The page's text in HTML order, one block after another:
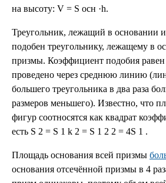
на высоту: V = S осн ·h.
Треугольник, лежащий в основании
подобен треугольнику, лежащему в
призмы. Коэффициент подобия равен
проведено через среднюю линию
большего треугольника в два раза
размеров меньшего). Известно, что
фигур соотносятся как квадрат
есть S 2 = S 1 k 2 = S 1 2 2 = 4S 1 .
Площадь основания всей призмы
основания отсечённой призмы в 4